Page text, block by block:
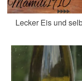
Lecker Eis und